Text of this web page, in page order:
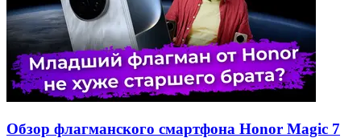
Обзор флагманского смартфона Honor Magic 7